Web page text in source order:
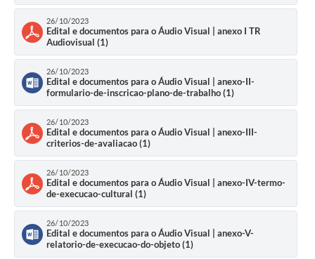
26/10/2023
Edital e documentos para o Áudio Visual | anexo I TR
Audiovisual (1)
26/10/2023
Edital e documentos para o Áudio Visual | anexo-II-
formulario-de-inscricao-plano-de-trabalho (1)
26/10/2023
Edital e documentos para o Áudio Visual | anexo-III-
criterios-de-avaliacao (1)
26/10/2023
Edital e documentos para o Áudio Visual | anexo-IV-termo-
de-execucao-cultural (1)
26/10/2023
Edital e documentos para o Áudio Visual | anexo-V-
relatorio-de-execucao-do-objeto (1)